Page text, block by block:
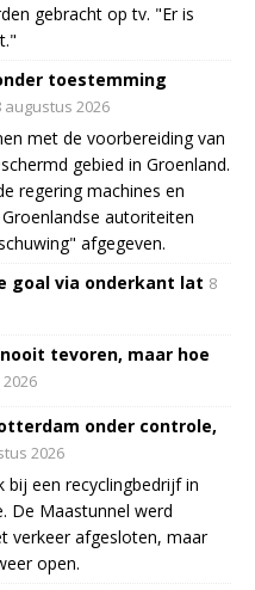
gebracht op tv. "Er is
toestemming
augustus 2026
met de voorbereiding van
gebied in Groenland.
regering machines en
autoriteiten
afgegeven.
goal via onderkant lat 8
tevoren, maar hoe
onder controle,
2026
bij een recyclingbedrijf in
De Maastunnel werd
verkeer afgesloten, maar
open.